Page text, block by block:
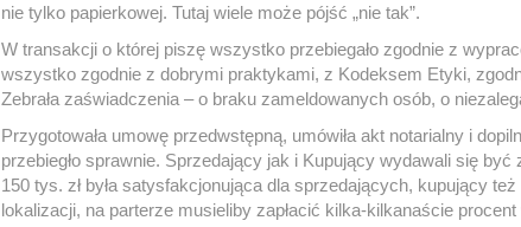
nie tylko papierkowej. Tutaj wiele może pójść „nie tak”.
W transakcji o której piszę wszystko przebiegało zgodnie z
wszystko zgodnie z dobrymi praktykami, z Kodeksem Etyki,
Zebrała zaświadczenia – o braku zameldowanych osób, o
Przygotowała umowę przedwstępną, umówiła akt notarialny i
przebiegło sprawnie. Sprzedający jak i Kupujący wydawali się
150 tys. zł była satysfakcjonująca dla sprzedających, kupujący
lokalizacji, na parterze musieliby zapłacić kilka-kilkanaście procent